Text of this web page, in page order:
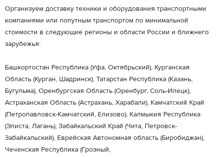
Организуем доставку техники и оборудования транспортными
компаниями или попутным транспортом по минимальной
стоимости в следующие регионы и области России и ближнего
зарубежья:
Башкортостан Республика (Уфа, Октябрьский), Курганская
Область (Курган, Шадринск), Татарстан Республика (Казань,
Бугульма), Оренбургская Область (Оренбург, Соль-Илецк),
Астраханская Область (Астрахань, Харабали), Камчатский Край
(Петропавловск-Камчатский, Елизово), Калмыкия Республика
(Элиста, Лагань), Забайкальский Край (Чита, Петровск-
Забайкальский), Еврейская Автономная область (Биробиджан),
Чеченская Республика (Грозный,